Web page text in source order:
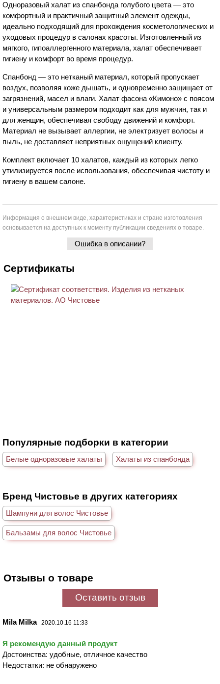
Одноразовый халат из спанбонда голубого цвета — это
комфортный и практичный защитный элемент одежды,
идеально подходящий для прохождения косметологических и
уходовых процедур в салонах красоты. Изготовленный из
мягкого, гипоаллергенного материала, халат обеспечивает
гигиену и комфорт во время процедур.
Спанбонд — это нетканый материал, который пропускает
воздух, позволяя коже дышать, и одновременно защищает от
загрязнений, масел и влаги. Халат фасона «Кимоно» с поясом
и универсальным размером подходит как для мужчин, так и
для женщин, обеспечивая свободу движений и комфорт.
Материал не вызывает аллергии, не электризует волосы и
пыль, не доставляет неприятных ощущений клиенту.
Комплект включает 10 халатов, каждый из которых легко
утилизируется после использования, обеспечивая чистоту и
гигиену в вашем салоне.
Информация о внешнем виде, характеристиках и стране изготовления
основывается на доступных к моменту публикации сведениях о товаре.
Ошибка в описании?
Сертификаты
Популярные подборки в категории
Белые одноразовые халаты Халаты из спанбонда
Бренд Чистовье в других категориях
Шампуни для волос Чистовье
Бальзамы для волос Чистовье
Отзывы о товаре
Оставить отзыв
Mila Milka 2020.10.16 11:33
Я рекомендую данный продукт
Достоинства: удобные, отличное качество
Недостатки: не обнаружено